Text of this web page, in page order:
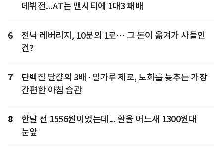
데뷔전...AT는 맨시티에 1대3 패배
6
전닉 레버리지, 10분의 1로… 그 돈이 옮겨가 사들인
건?
7
단백질 달걀의 3배·밀가루 제로, 노화를 늦추는 가장
간편한 아침 습관
8
한달 전 1556원이었는데... 환율 어느새 1300원대
눈앞